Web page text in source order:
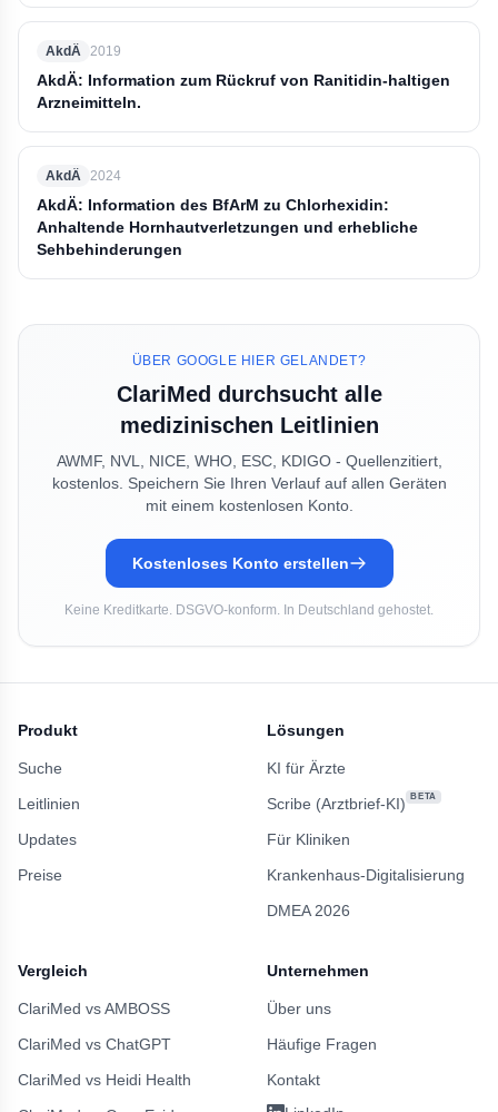
AkdÄ 2019
AkdÄ: Information zum Rückruf von Ranitidin-haltigen
Arzneimitteln.
AkdÄ 2024
AkdÄ: Information des BfArM zu Chlorhexidin:
Anhaltende Hornhautverletzungen und erhebliche
Sehbehinderungen
ÜBER GOOGLE HIER GELANDET?
ClariMed durchsucht alle
medizinischen Leitlinien
AWMF, NVL, NICE, WHO, ESC, KDIGO - Quellenzitiert,
kostenlos. Speichern Sie Ihren Verlauf auf allen Geräten
mit einem kostenlosen Konto.
Kostenloses Konto erstellen
Keine Kreditkarte. DSGVO-konform. In Deutschland gehostet.
Produkt
Suche
Leitlinien
Updates
Preise
Lösungen
KI für Ärzte
Scribe (Arztbrief-KI)
BETA
Für Kliniken
Krankenhaus-Digitalisierung
DMEA 2026
Vergleich
ClariMed vs AMBOSS
ClariMed vs ChatGPT
ClariMed vs Heidi Health
Unternehmen
Über uns
Häufige Fragen
Kontakt